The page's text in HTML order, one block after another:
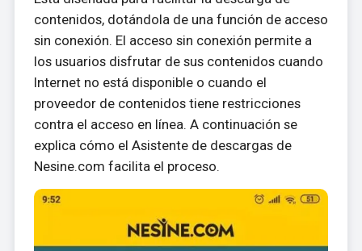
contenidos, dotándola de una función de acceso
sin conexión. El acceso sin conexión permite a
los usuarios disfrutar de sus contenidos cuando
Internet no está disponible o cuando el
proveedor de contenidos tiene restricciones
contra el acceso en línea. A continuación se
explica cómo el Asistente de descargas de
Nesine.com facilita el proceso.